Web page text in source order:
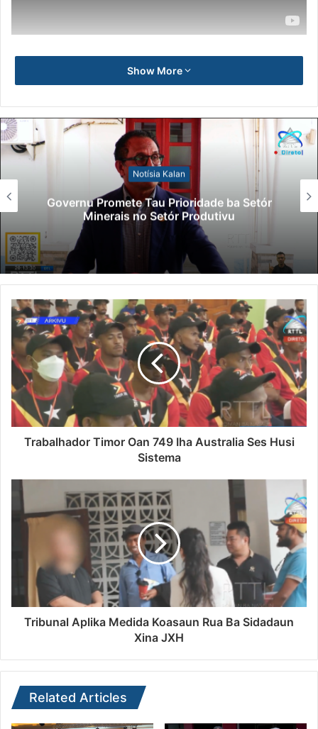
Show More
Notísia Kalan
Governu Promete Tau Prioridade ba Setór
Minerais no Setór Produtivu
Trabalhador Timor Oan 749 Iha Australia Ses Husi
Sistema
Tribunal Aplika Medida Koasaun Rua Ba Sidadaun
Xina JXH
Related Articles